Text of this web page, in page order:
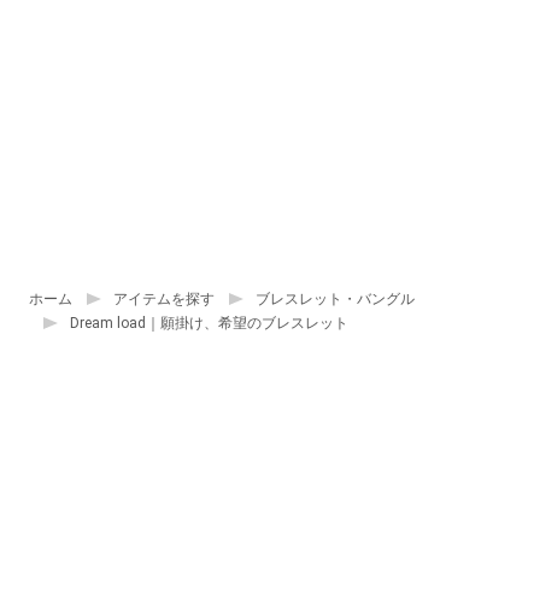
ホーム アイテムを探す
ブレスレット・バングル
Dream load｜願掛け、希望のブレスレット